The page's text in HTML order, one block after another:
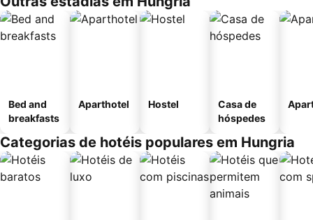
Bed and
breakfasts
Aparthotel Hostel
Casa de
hóspedes
Categorias de hotéis populares em Hungria